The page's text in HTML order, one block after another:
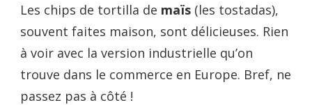
Les chips de tortilla de maïs (les tostadas),
souvent faites maison, sont délicieuses. Rien
à voir avec la version industrielle qu’on
trouve dans le commerce en Europe. Bref, ne
passez pas à côté !